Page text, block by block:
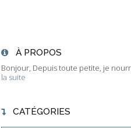
À PROPOS
Bonjour, Depuis toute petite, je
la suite
CATÉGORIES